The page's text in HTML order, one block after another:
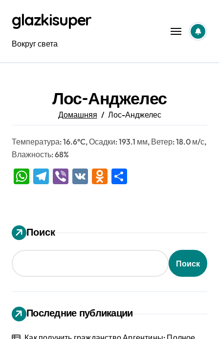
содержанию
glazkisuper
Вокруг света
Лос-Анджелес
Домашняя Лос-Анджелес
Температура: 16.6°C, Осадки: 193.1 мм, Ветер: 18.0 м/с,
Влажность: 68%
WhatsApp
Telegram
Viber
VK Odnoklassniki
Поиск
Поиск
Последние публикации